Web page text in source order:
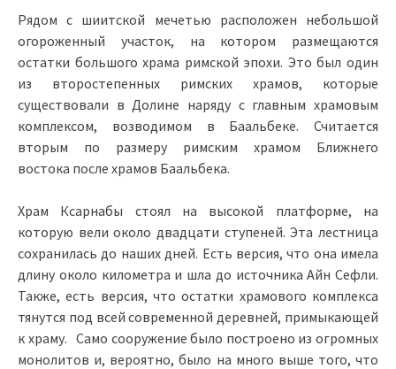
Рядом с шиитской мечетью расположен небольшой
огороженный участок, на котором размещаются
остатки большого храма римской эпохи. Это был один
из второстепенных римских храмов, которые
существовали в Долине наряду с главным храмовым
комплексом, возводимом в Баальбеке. Считается
вторым по размеру римским храмом Ближнего
востока после храмов Баальбека.
Храм Ксарнабы стоял на высокой платформе, на
которую вели около двадцати ступеней. Эта лестница
сохранилась до наших дней. Есть версия, что она имела
длину около километра и шла до источника Айн Сефли.
Также, есть версия, что остатки храмового комплекса
тянутся под всей современной деревней, примыкающей
к храму. Само сооружение было построено из огромных
монолитов и, вероятно, было на много выше того, что